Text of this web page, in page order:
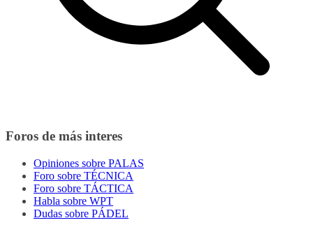
Foros de más interes
Opiniones sobre PALAS
Foro sobre TÉCNICA
Foro sobre TÁCTICA
Habla sobre WPT
Dudas sobre PÁDEL